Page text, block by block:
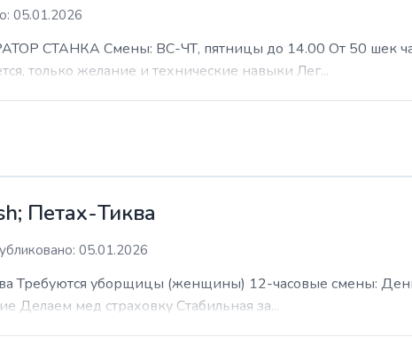
05.01.2026
Смены: ВС-ЧТ, пятницы до 14.00 От 50 шек час
только желание и технические навыки Лег...
Петах-Тиква
05.01.2026
Требуются уборщицы (женщины) 12-часовые смены:
Делаем мед страховку Стабильная за...